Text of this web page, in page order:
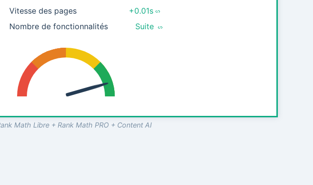
Vitesse des pages
+0.01s
Nombre de fonctionnalités
Suite
Math Libre + Rank Math PRO + Content AI